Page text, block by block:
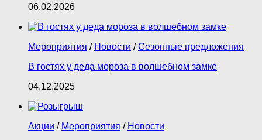
06.02.2026
Мероприятия / Новости /Сезонные предложения
В гостях у деда мороза в волшебном замке
04.12.2025
Акции / Мероприятия / Новости